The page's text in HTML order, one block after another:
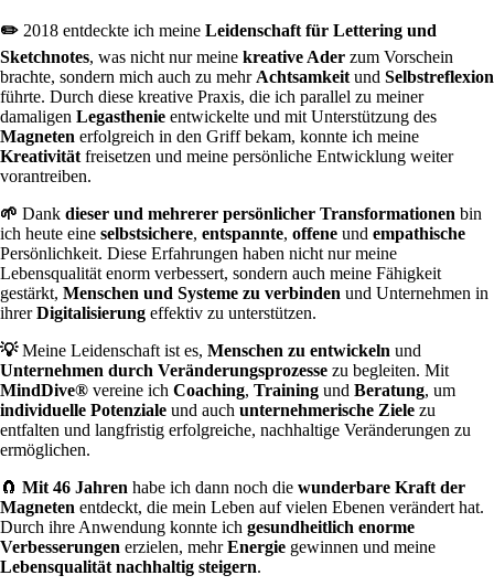
✏️ 2018 entdeckte ich meine Leidenschaft für Lettering und
Sketchnotes, was nicht nur meine kreative Ader zum Vorschein
brachte, sondern mich auch zu mehr Achtsamkeit und Selbstreflexion
führte. Durch diese kreative Praxis, die ich parallel zu meiner
damaligen Legasthenie entwickelte und mit Unterstützung des
Magneten erfolgreich in den Griff bekam, konnte ich meine
Kreativität freisetzen und meine persönliche Entwicklung weiter
vorantreiben.
🌱 Dank dieser und mehrerer persönlicher Transformationen bin
ich heute eine selbstsichere, entspannte, offene und empathische
Persönlichkeit. Diese Erfahrungen haben nicht nur meine
Lebensqualität enorm verbessert, sondern auch meine Fähigkeit
gestärkt, Menschen und Systeme zu verbinden und Unternehmen in
ihrerDigitalisierung effektiv zu unterstützen.
💡Meine Leidenschaft ist es, Menschen zu entwickeln und
Unternehmen durch Veränderungsprozesse zu begleiten. Mit
MindDive® vereine ich Coaching, Training und Beratung, um
individuelle Potenziale und auch unternehmerische Ziele zu
entfalten und langfristig erfolgreiche, nachhaltige Veränderungen zu
ermöglichen.
🧲 Mit 46 Jahren habe ich dann noch die wunderbare Kraft der
Magneten entdeckt, die mein Leben auf vielen Ebenen verändert hat.
Durch ihre Anwendung konnte ich gesundheitlich enorme
Verbesserungen erzielen, mehrEnergie gewinnen und meine
Lebensqualität nachhaltig steigern.